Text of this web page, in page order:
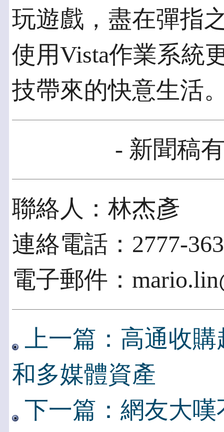
玩遊戲，盡在彈指
使用Vista作業系統
技帶來的快意生活
- 新聞稿
聯絡人：林杰彥
連絡電話：2777-
電子郵件：
上一篇：高通收
和多媒體資產
下一篇：網友大